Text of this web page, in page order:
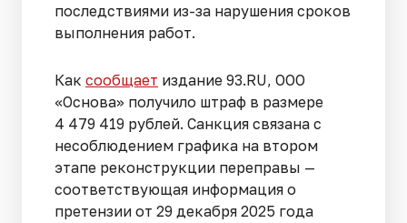
последствиями из-за нарушения сроков
выполнения работ.
Как сообщает издание 93.RU, ООО
«Основа» получило штраф в размере
4 479 419 рублей. Санкция связана с
несоблюдением графика на втором
этапе реконструкции переправы —
соответствующая информация о
претензии от 29 декабря 2025 года